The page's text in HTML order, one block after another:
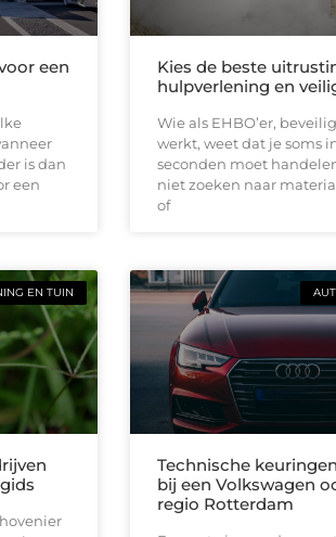
een
is dan
een
Kies de beste
hulpverlening en
Wie als EHBO’er,
werkt, weet dat je soms
seconden moet
niet zoeken naar
of
EN TUIN
Technische
bij een Volkswagen
regio Rotterdam